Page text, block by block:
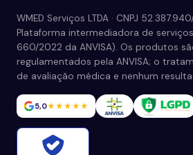
WMED Serviços LTDA · CNPJ
Plataforma intermediadora de
660/2022 da ANVISA). Os produtos
regulamentados pela ANVISA; o
de avaliação médica e nenhum
5,0★★★★★